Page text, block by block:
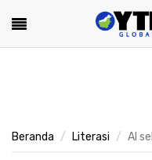
Beranda Literasi AI